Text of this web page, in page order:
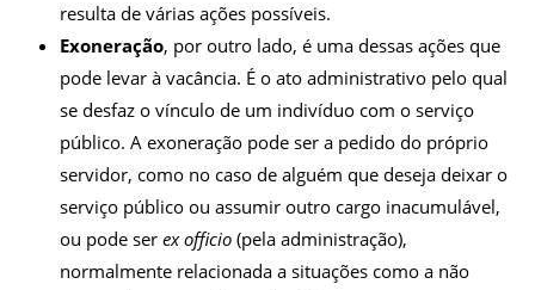
resulta de várias ações possíveis.
Exoneração, por outro lado, é uma dessas ações que
pode levar à vacância. É o ato administrativo pelo qual
se desfaz o vínculo de um indivíduo com o serviço
público. A exoneração pode ser a pedido do próprio
servidor, como no caso de alguém que deseja deixar o
serviço público ou assumir outro cargo inacumulável,
ou pode ser ex officio (pela administração),
normalmente relacionada a situações como a não